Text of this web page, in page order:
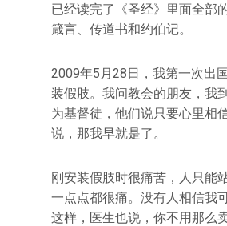
已经读完了《圣经》里面全部
箴言、传道书和约伯记。
2009年5月28日，我第一次出
装假肢。我问教会的朋友，我
为基督徒，他们说只要心里相
说，那我早就是了。
刚安装假肢时很痛苦，人只能
一点点都很痛。没有人相信我
这样，医生也说，你不用那么